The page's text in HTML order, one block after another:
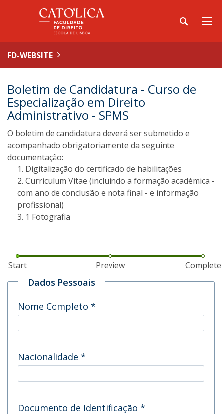
FD-WEBSITE
Boletim de Candidatura - Curso de
Especialização em Direito
Administrativo - SPMS
O boletim de candidatura deverá ser submetido e
acompanhado obrigatoriamente da seguinte
documentação:
Digitalização do certificado de habilitações
Curriculum Vitae (incluindo a formação académica -
com ano de conclusão e nota final - e informação
profissional)
1 Fotografia
Start Preview Complete
Dados Pessoais
Nome Completo *
Nacionalidade *
Documento de Identificação *